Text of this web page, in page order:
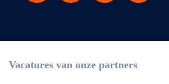
Vacatures van onze partners